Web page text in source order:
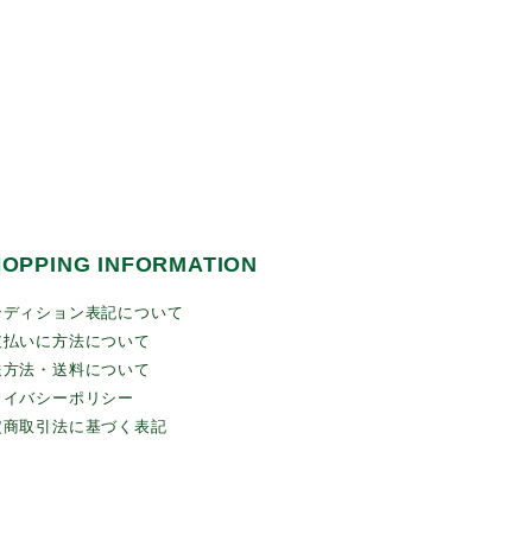
INFORMATION
ディション表記について
いに方法について
法・送料について
バシーポリシー
取引法に基づく表記